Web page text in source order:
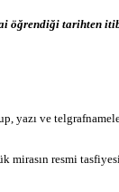
öğrendiği tarihten
yazı ve
mirasın resmi